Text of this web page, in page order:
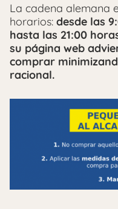
La cadena alemana
horarios: desde las
hasta las 21:00
su página web
comprar
racional.